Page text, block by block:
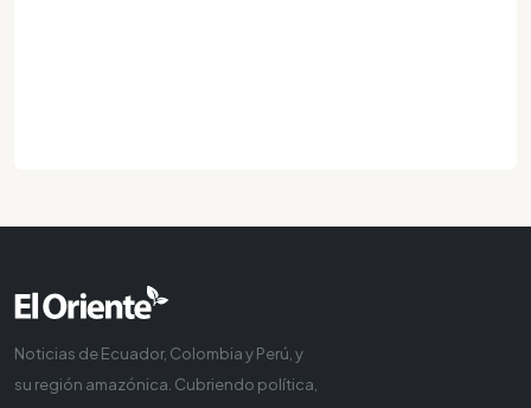
Noticias de Ecuador, Colombia y Perú, y
su región amazónica. Cubriendo política,